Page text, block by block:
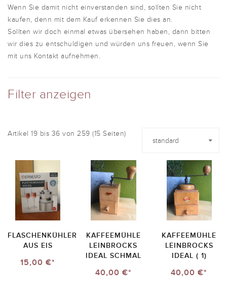
Wenn Sie damit nicht einverstanden sind, sollten Sie nicht
kaufen, denn mit dem Kauf erkennen Sie dies an.
Sollten wir doch einmal etwas übersehen haben, dann bitten
wir dies zu entschuldigen und würden uns freuen, wenn Sie
mit uns Kontakt aufnehmen.
Filter anzeigen
Artikel 19 bis 36 von 259 (15 Seiten)
FLASCHENKÜHLER
AUS EIS
15,00 €*
KAFFEEMÜHLE
LEINBROCKS
IDEAL SCHMAL
40,00 €*
KAFFEEMÜHLE
LEINBROCKS
IDEAL ( 1)
40,00 €*